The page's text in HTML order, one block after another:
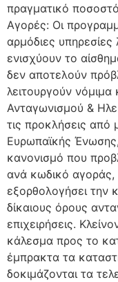
πραγματικό
Αγορές: Οι
αρμόδιες
ενισχύουν το
δεν αποτελούν
λειτουργούν
Ανταγωνισμού &
τις προκλήσεις
Ευρωπαϊκής
κανονισμό που
ανά κωδικό αγοράς,
εξορθολογήσει την
δίκαιους όρους
επιχειρήσεις.
κάλεσμα προς το
έμπρακτα τα
δοκιμάζονται τα